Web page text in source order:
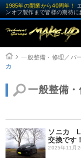
1985年の開業から40周年！
ンオフ製作まで皆様の期待に
一般整備・修理／パ
カ
一般整備
ソニカ
交換です！
2025年11月